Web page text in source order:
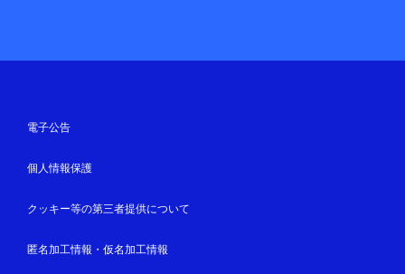
電子公告
個人情報保護
クッキー等の第三者提供について
匿名加工情報・仮名加工情報